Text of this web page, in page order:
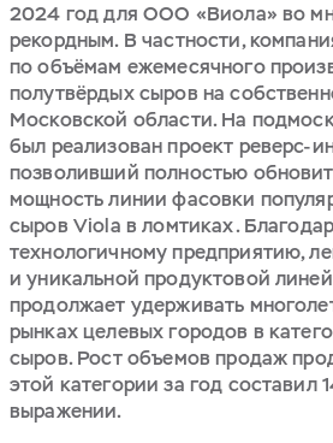
2024 год для ООО «Виола» во
рекордным. В частности,
по объёмам ежемесячного
полутвёрдых сыров на
Московской области. На
был реализован проект реверс-
позволивший полностью
мощность линии фасовки
сыров Viola в ломтиках.
технологичному предприятию,
и уникальной продуктовой
продолжает удерживать
рынках целевых городов в
сыров. Рост объемов продаж
этой категории за год составил
выражении.